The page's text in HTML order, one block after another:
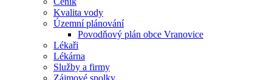
Kvalita vody
Územní plánování
Povodňový plán obce Vranovice
Lékaři
Lékárna
Služby a firmy
Zájmové spolky